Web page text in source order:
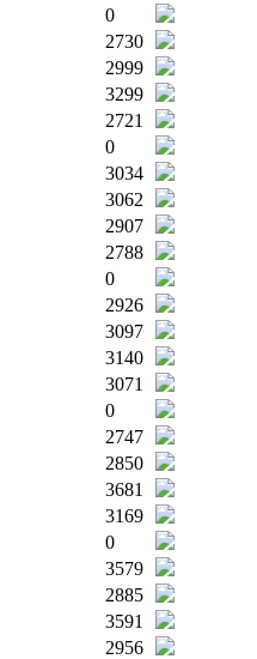
0
2730
2999
3299
2721
0
3034
3062
2907
2788
0
2926
3097
3140
3071
0
2747
2850
3681
3169
0
3579
2885
3591
2956